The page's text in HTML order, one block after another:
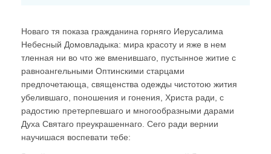
Новаго тя показа гражданина горняго Иерусалима
Небесный Домовладыка: мира красоту и яже в нем
тленная ни во что же вменившаго, пустынное житие с
равноангельными Оптинскими старцами
предпочетающа, священства одежды чистотою жития
убелившаго, поношения и гонения, Христа ради, с
радостию претерпевшаго и многообразными дарами
Духа Святаго преукрашеннаго. Сего ради вернии
научишася воспевати тебе: